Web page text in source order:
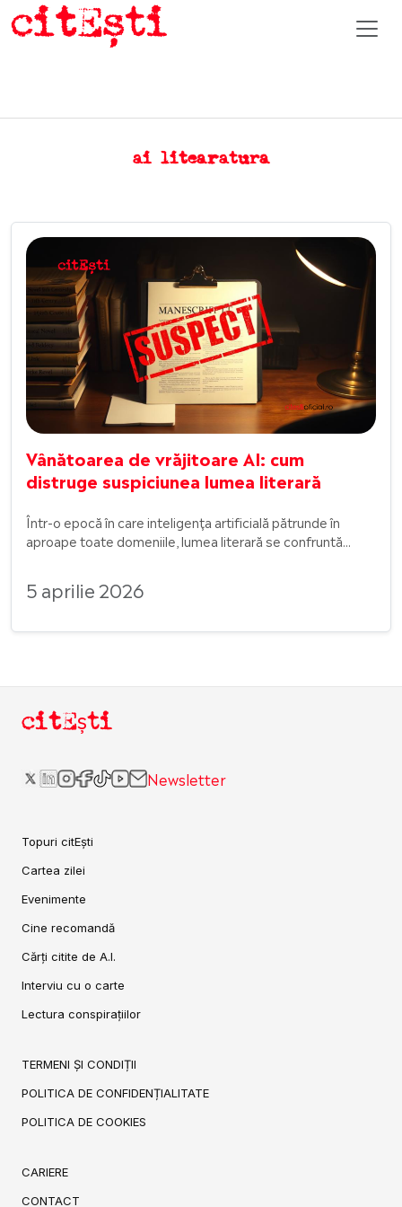
ai litearatura
Vânătoarea de vrăjitoare AI: cum
distruge suspiciunea lumea literară
5 aprilie 2026
Într-o epocă în care inteligența artificială pătrunde în
aproape toate domeniile, lumea literară se confruntă...
citEști
Newsletter
Topuri citEști
Cartea zilei
Evenimente
Cine recomandă
Cărți citite de A.I.
Interviu cu o carte
Lectura conspirațiilor
TERMENI ȘI CONDIȚII
POLITICA DE CONFIDENȚIALITATE
POLITICA DE COOKIES
CARIERE
CONTACT